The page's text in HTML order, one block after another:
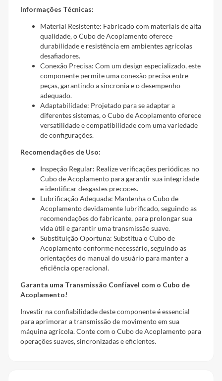
Informações Técnicas:
Material Resistente: Fabricado com materiais de alta
qualidade, o Cubo de Acoplamento oferece
durabilidade e resistência em ambientes agrícolas
desafiadores.
Conexão Precisa: Com um design especializado, este
componente permite uma conexão precisa entre
peças, garantindo a sincronia e o desempenho
adequado.
Adaptabilidade: Projetado para se adaptar a
diferentes sistemas, o Cubo de Acoplamento oferece
versatilidade e compatibilidade com uma variedade
de configurações.
Recomendações de Uso:
Inspeção Regular: Realize verificações periódicas no
Cubo de Acoplamento para garantir sua integridade
e identificar desgastes precoces.
Lubrificação Adequada: Mantenha o Cubo de
Acoplamento devidamente lubrificado, seguindo as
recomendações do fabricante, para prolongar sua
vida útil e garantir uma transmissão suave.
Substituição Oportuna: Substitua o Cubo de
Acoplamento conforme necessário, seguindo as
orientações do manual do usuário para manter a
eficiência operacional.
Garanta uma Transmissão Confíavel com o Cubo de
Acoplamento!
Investir na confiabilidade deste componente é essencial
para aprimorar a transmissão de movimento em sua
máquina agrícola. Conte com o Cubo de Acoplamento para
operações suaves, sincronizadas e eficientes.